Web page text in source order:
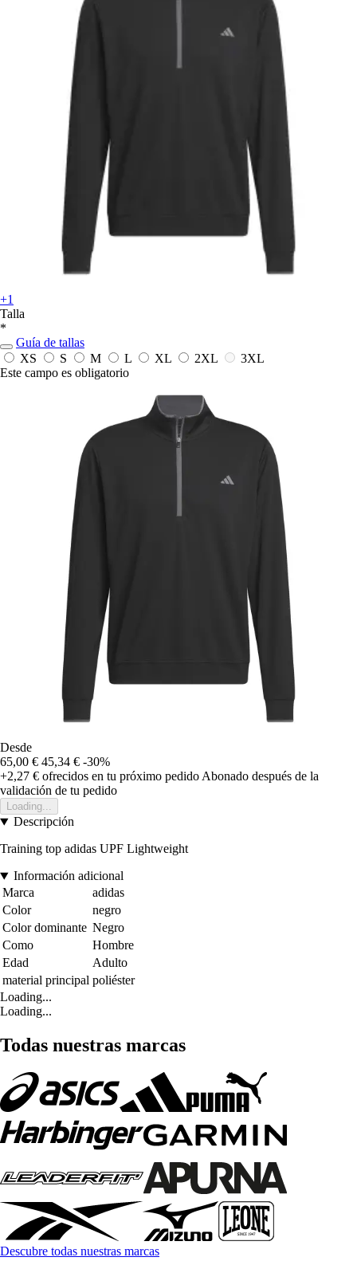
+1
Talla
*
Guía de tallas
XS
S M L XL 2XL
3XL
Este campo es obligatorio
Desde
65,00 € 45,34 € -30%
+2,27 € ofrecidos en tu próximo pedidoAbonado después de la
validación de tu pedido
Loading...
Descripción
Training top adidas UPF Lightweight
Información adicional
Marca
adidas
Color
negro
Color dominante Negro
Como
Hombre
Edad
Adulto
material principal poliéster
Loading...
Loading...
Todas nuestras marcas
Descubre todas nuestras marcas